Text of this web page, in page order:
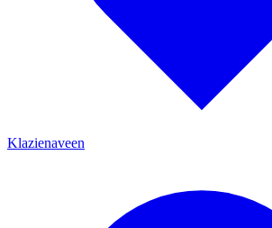
Klazienaveen